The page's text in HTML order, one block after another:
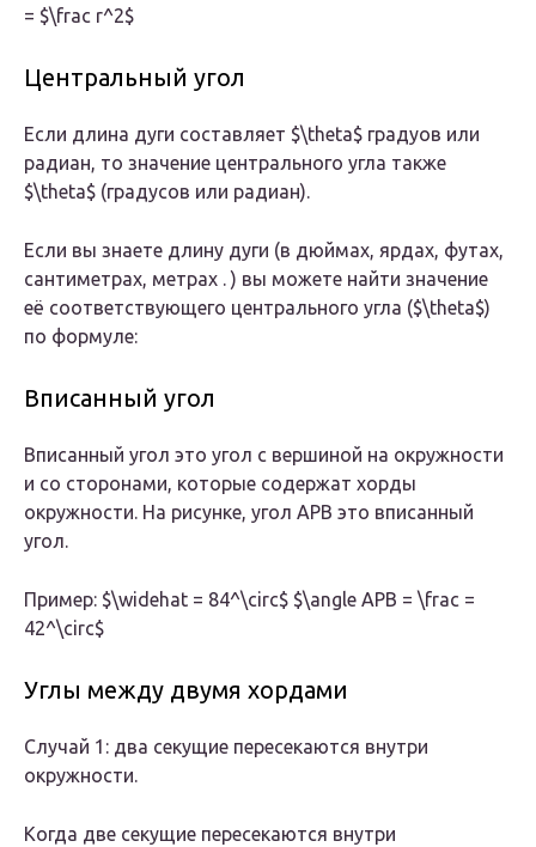
= $\frac r^2$
Центральный угол
Если длина дуги составляет $\theta$ градуов или
радиан, то значение центрального угла также
$\theta$ (градусов или радиан).
Если вы знаете длину дуги (в дюймах, ярдах, футах,
сантиметрах, метрах . ) вы можете найти значение
её соответствующего центрального угла ($\theta$)
по формуле:
Вписанный угол
Вписанный угол это угол с вершиной на окружности
и со сторонами, которые содержат хорды
окружности. На рисунке, угол APB это вписанный
угол.
Пример: $\widehat = 84^\circ$ $\angle APB = \frac =
42^\circ$
Углы между двумя хордами
Случай 1: два секущие пересекаются внутри
окружности.
Когда две секущие пересекаются внутри